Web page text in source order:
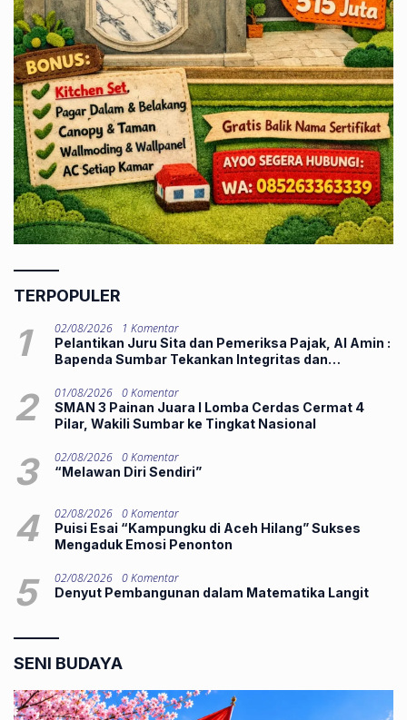
TERPOPULER
1 02/08/2026
1 Komentar
Pelantikan Juru Sita dan Pemeriksa Pajak, Al Amin :
Bapenda Sumbar Tekankan Integritas dan
2 01/08/2026 0 Komentar
SMAN 3 Painan Juara I Lomba Cerdas Cermat 4
Pilar, Wakili Sumbar ke Tingkat Nasional
3 02/08/2026 0 Komentar
“Melawan Diri Sendiri”
4 02/08/2026 0 Komentar
Puisi Esai “Kampungku di Aceh Hilang” Sukses
Mengaduk Emosi Penonton
5 02/08/2026 0 Komentar
Denyut Pembangunan dalam Matematika Langit
SENI BUDAYA